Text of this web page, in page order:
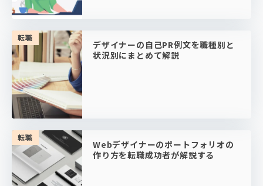
転職
デザイナーの自己PR例文を職種別と
状況別にまとめて解説
転職
Webデザイナーのポートフォリオの
作り方を転職成功者が解説する